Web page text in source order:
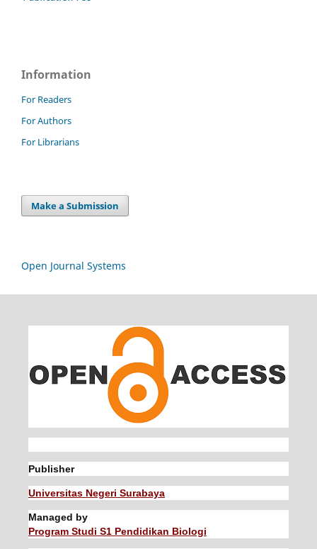
Information
For Readers
For Authors
For Librarians
Make a Submission
Open Journal Systems
Publisher
Universitas Negeri Surabaya
Managed by
Program Studi S1 Pendidikan Biologi